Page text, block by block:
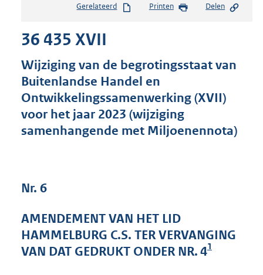
s
d
s
g
r
o
o
t
Gerelateerd Printen Delen
36 435 XVII
Wijziging van de begrotingsstaat van
Buitenlandse Handel en
Ontwikkelingssamenwerking (XVII)
voor het jaar 2023 (wijziging
samenhangende met Miljoenennota)
Nr. 6
AMENDEMENT VAN HET LID
HAMMELBURG C.S. TER VERVANGING
VAN DAT GEDRUKT ONDER NR. 41